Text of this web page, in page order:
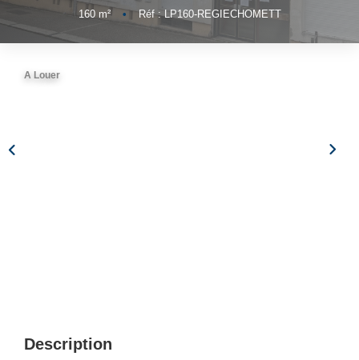
ESPACE CLIENT
160m² • Réf : LP160-REGIECHOMETT
A Louer
Description